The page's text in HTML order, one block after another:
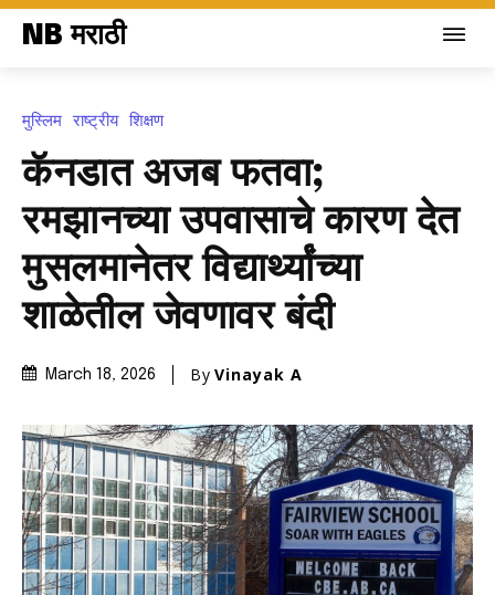
NB मराठी
मुस्लिम राष्ट्रीय शिक्षण
कॅनडात अजब फतवा;
रमझानच्या उपवासाचे कारण देत
मुसलमानेतर विद्यार्थ्यांच्या
शाळेतील जेवणावर बंदी
March 18, 2026 By Vinayak A